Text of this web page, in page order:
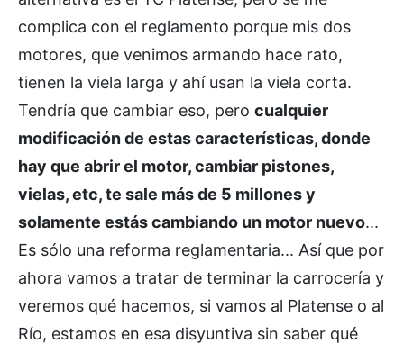
complica con el reglamento porque mis dos
motores, que venimos armando hace rato,
tienen la viela larga y ahí usan la viela corta.
Tendría que cambiar eso, pero cualquier
modificación de estas características, donde
hay que abrir el motor, cambiar pistones,
vielas, etc, te sale más de 5 millones y
solamente estás cambiando un motor nuevo...
Es sólo una reforma reglamentaria... Así que por
ahora vamos a tratar de terminar la carrocería y
veremos qué hacemos, si vamos al Platense o al
Río, estamos en esa disyuntiva sin saber qué